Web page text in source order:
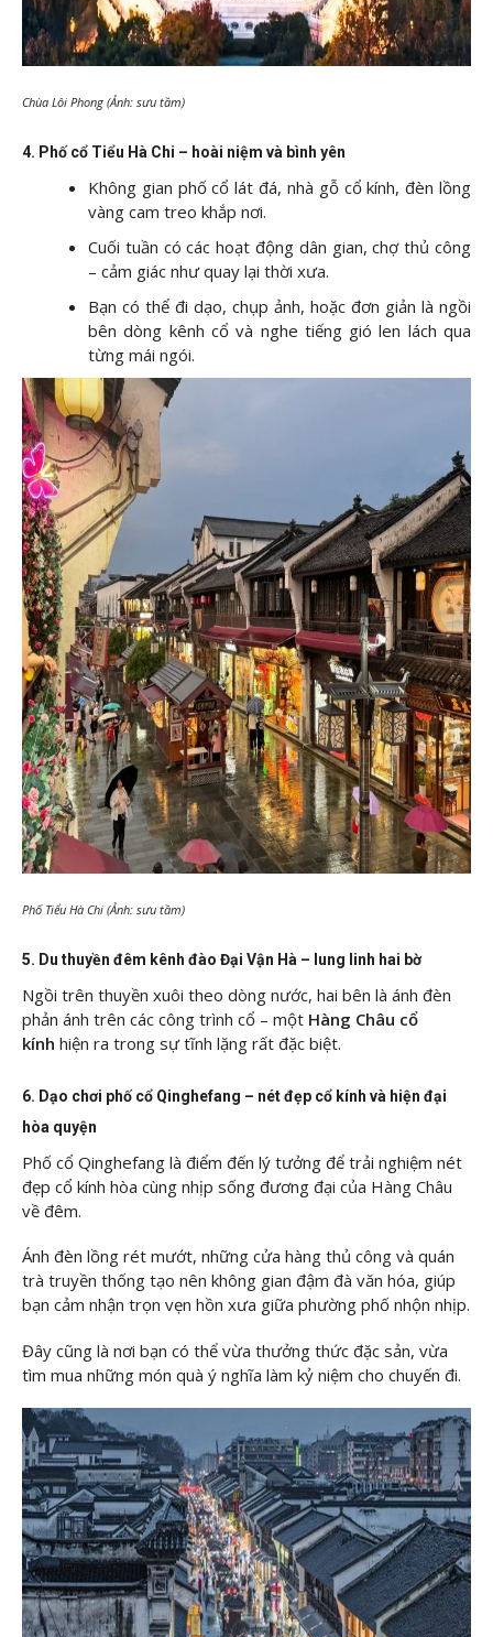
Chùa Lôi Phong (Ảnh: sưu tầm)
4. Phố cổ Tiểu Hà Chi – hoài niệm và bình yên
Không gian phố cổ lát đá, nhà gỗ cổ kính, đèn lồng
vàng cam treo khắp nơi.
Cuối tuần có các hoạt động dân gian, chợ thủ công
– cảm giác như quay lại thời xưa.
Bạn có thể đi dạo, chụp ảnh, hoặc đơn giản là ngồi
bên dòng kênh cổ và nghe tiếng gió len lách qua
từng mái ngói.
Phố Tiểu Hà Chi (Ảnh: sưu tầm)
5. Du thuyền đêm kênh đào Đại Vận Hà – lung linh hai bờ
Ngồi trên thuyền xuôi theo dòng nước, hai bên là ánh đèn
phản ánh trên các công trình cổ – một Hàng Châu cổ
kính hiện ra trong sự tĩnh lặng rất đặc biệt.
6. Dạo chơi phố cổ Qinghefang – nét đẹp cổ kính và hiện đại
hòa quyện
Phố cổ Qinghefang là điểm đến lý tưởng để trải nghiệm nét
đẹp cổ kính hòa cùng nhịp sống đương đại của Hàng Châu
về đêm.
Ánh đèn lồng rét mướt, những cửa hàng thủ công và quán
trà truyền thống tạo nên không gian đậm đà văn hóa, giúp
bạn cảm nhận trọn vẹn hồn xưa giữa phường phố nhộn nhịp.
Đây cũng là nơi bạn có thể vừa thưởng thức đặc sản, vừa
tìm mua những món quà ý nghĩa làm kỷ niệm cho chuyến đi.